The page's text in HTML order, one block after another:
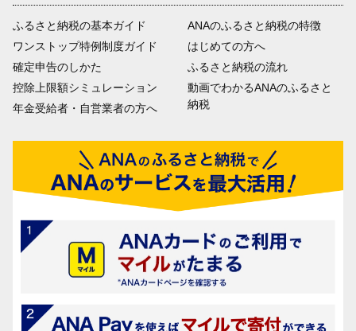
ふるさと納税の基本ガイド
ワンストップ特例制度ガイド
確定申告のしかた
控除上限額シミュレーション
年金受給者・自営業者の方へ
ANAのふるさと納税の特徴
はじめての方へ
ふるさと納税の流れ
動画でわかるANAのふるさと
納税